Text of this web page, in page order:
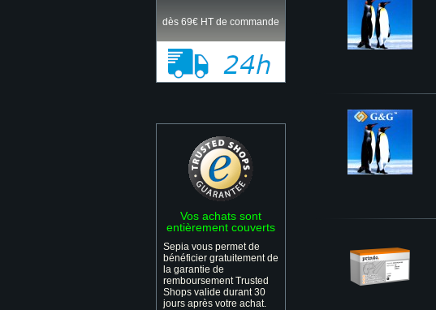
dès 69€ HT de commande
Vos achats sont
entièrement couverts
Sepia vous permet de
bénéficier gratuitement de
la garantie de
remboursement Trusted
Shops valide durant 30
jours après votre achat.